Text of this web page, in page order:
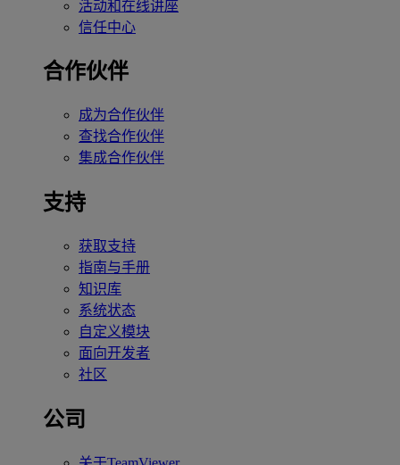
活动和在线讲座
信任中心
合作伙伴
成为合作伙伴
查找合作伙伴
集成合作伙伴
支持
获取支持
指南与手册
知识库
系统状态
自定义模块
面向开发者
社区
公司